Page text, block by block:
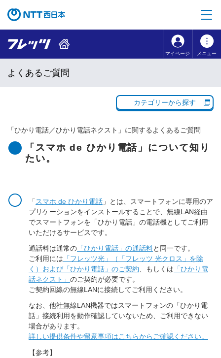
コンテンツのリンクナビゲーションへ移動
マイページ メニュー
よくあるご質問
カテゴリーから探す
「ひかり電話／ひかり電話ネクスト 」に関するよくあるご質問
「スマホ de ひかり電話」について知り
たい。
「 スマホ de ひかり電話 」とは、スマートフォンに専用のア
プリケーションをインストールすることで、無線LAN経由
でスマートフォンを「ひかり電話」の電話機としてご利用
いただけるサービスです。
通話料は通常の 「ひかり電話」の通話料と同一です。
ご利用には 「フレッツ光」（「フレッツ 光クロス」を除
く）および「ひかり電話」のご契約、もしくは 「ひかり電
話ネクスト」 のご契約が必要です。
ご契約回線の無線LANに接続してご利用ください。
なお、他社無線LAN機器ではスマートフォンの「ひかり電
話」接続利用を動作確認していないため、ご利用できない
場合があります。
詳しい提供条件や留意事項はこちらからご確認ください。
【参考】